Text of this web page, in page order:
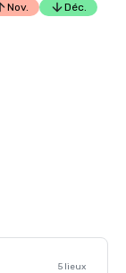
Nov. Déc.
5 lieux